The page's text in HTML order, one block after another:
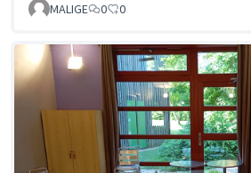
MALIGE 0 0